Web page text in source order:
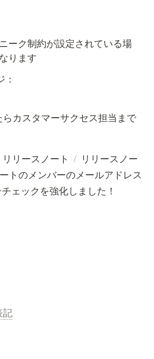
ーク制約が設定されている場
ります
カスタマーサクセス担当まで
リリースノート / リリースノー
トのメンバーのメールアドレス
ェックを強化しました！
記